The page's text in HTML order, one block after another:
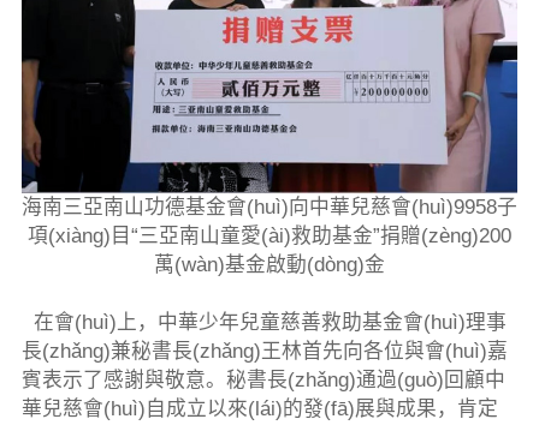
海南三亞南山功德基金會(huì)向中華兒慈會(huì)9958子
項(xiàng)目“三亞南山童愛(ài)救助基金”捐贈(zèng)200
萬(wàn)基金啟動(dòng)金
在會(huì)上，中華少年兒童慈善救助基金會(huì)理事
長(zhǎng)兼秘書長(zhǎng)王林首先向各位與會(huì)嘉
賓表示了感謝與敬意。秘書長(zhǎng)通過(guò)回顧中
華兒慈會(huì)自成立以來(lái)的發(fā)展與成果，肯定